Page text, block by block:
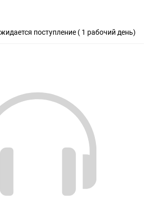
поступление ( 1 рабочий день)